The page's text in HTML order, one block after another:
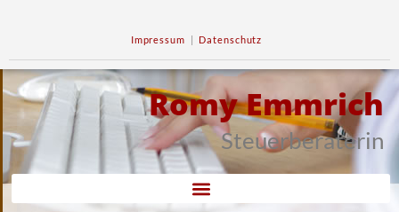
Impressum | Datenschutz
Romy Emmrich
Steuerberaterin